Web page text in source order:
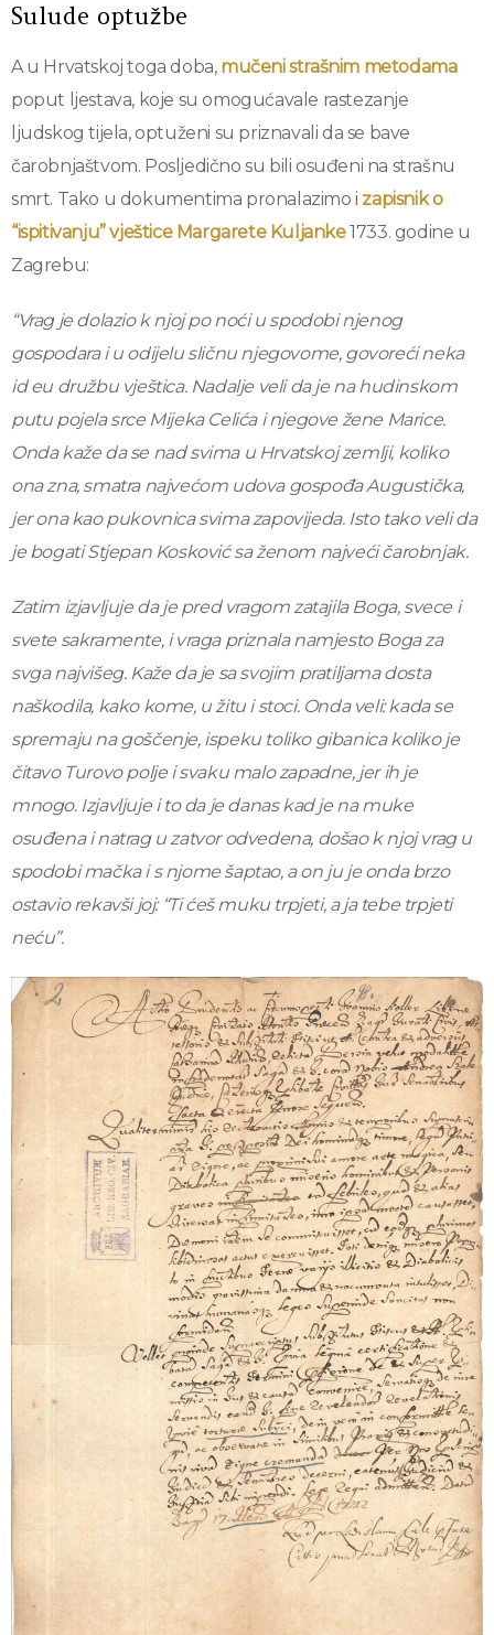
Sulude optužbe
A u Hrvatskoj toga doba, mučeni strašnim metodama
poput ljestava, koje su omogućavale rastezanje
ljudskog tijela, optuženi su priznavali da se bave
čarobnjaštvom. Posljedično su bili osuđeni na strašnu
smrt. Tako u dokumentima pronalazimo i zapisnik o
“ispitivanju” vještice Margarete Kuljanke1733. godine u
Zagrebu:
“Vrag je dolazio k njoj po noći u spodobi njenog
gospodara i u odijelu sličnu njegovome, govoreći neka
id eu družbu vještica. Nadalje veli da je na hudinskom
putu pojela srce Mijeka Celića i njegove žene Marice.
Onda kaže da se nad svima u Hrvatskoj zemlji, koliko
ona zna, smatra najvećom udova gospođa Augustička,
jer ona kao pukovnica svima zapovijeda. Isto tako veli da
je bogati Stjepan Kosković sa ženom najveći čarobnjak.
Zatim izjavljuje da je pred vragom zatajila Boga, svece i
svete sakramente, i vraga priznala namjesto Boga za
svga najvišeg. Kaže da je sa svojim pratiljama dosta
naškodila, kako kome, u žitu i stoci. Onda veli: kada se
spremaju na goščenje, ispeku toliko gibanica koliko je
čitavo Turovo polje i svaku malo zapadne, jer ih je
mnogo. Izjavljuje i to da je danas kad je na muke
osuđena i natrag u zatvor odvedena, došao k njoj vrag u
spodobi mačka i s njome šaptao, a on ju je onda brzo
ostavio rekavši joj: “Ti ćeš muku trpjeti, a ja tebe trpjeti
neću”.